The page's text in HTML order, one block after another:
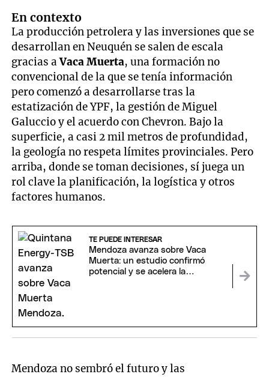
En contexto
La producción petrolera y las inversiones que se
desarrollan en Neuquén se salen de escala
gracias aVaca Muerta, una formación no
convencional de la que se tenía información
pero comenzó a desarrollarse tras la
estatización de YPF, la gestión de Miguel
Galuccio y el acuerdo con Chevron. Bajo la
superficie, a casi 2 mil metros de profundidad,
la geología no respeta límites provinciales. Pero
arriba, donde se toman decisiones, sí juega un
rol clave la planificación, la logística y otros
factores humanos.
TE PUEDE INTERESAR
Mendoza avanza sobre Vaca
Muerta: un estudio confirmó
potencial y se acelera la
Mendoza no sembró el futuro y las